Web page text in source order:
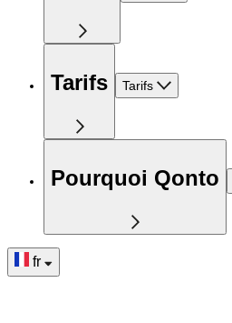
Tarifs Tarifs
Pourquoi Qonto
fr